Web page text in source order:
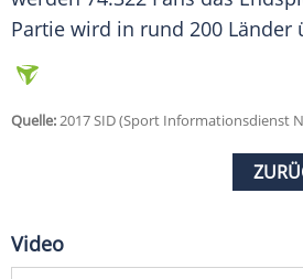
Partie wird in rund 200 Länder
Quelle:2017 SID (Sport Informationsdienst
Video